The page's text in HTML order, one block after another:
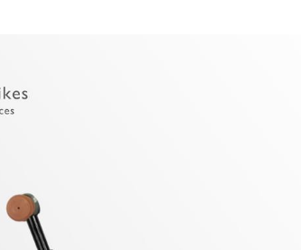
MENOLAK REKAMAN VIDEO YANG
VIDEO YANG MERUPAKAN HASIL EDITAN
MEMBERIKAN ULASAN POSITIF BAGI TOKO